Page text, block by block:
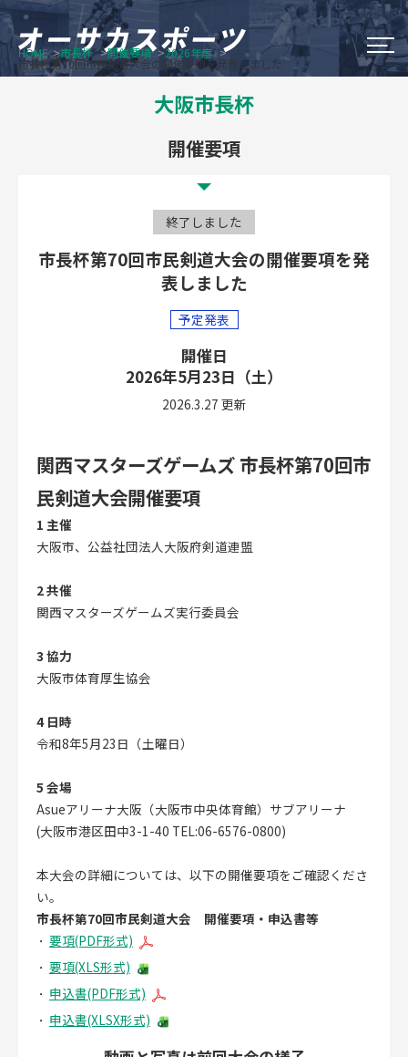
OSAKA シティウオーク
オータム・チャレンジ・スポーツ
大阪市長杯
オーサカスポーツについて
CLOSE
HOME 市長杯 開催要項 2026年度
市長杯第70回市民剣道大会の開催要項を発表しました
大阪市長杯
開催要項
終了しました
市長杯第70回市民剣道大会の開催要項を発
表しました
予定発表
開催日
2026年5月23日（土）
2026.3.27 更新
関西マスターズゲームズ 市長杯第70回市
民剣道大会開催要項
1 主催
大阪市、公益社団法人大阪府剣道連盟
2 共催
関西マスターズゲームズ実行委員会
3 協力
大阪市体育厚生協会
4 日時
令和8年5月23日（土曜日）
5 会場
Asueアリーナ大阪（大阪市中央体育館）サブアリーナ
(大阪市港区田中3-1-40 TEL:06-6576-0800)
本大会の詳細については、以下の開催要項をご確認くださ
い。
市長杯第70回市民剣道大会 開催要項・申込書等
要項(PDF形式)
要項(XLS形式)
申込書(PDF形式)
申込書(XLSX形式)